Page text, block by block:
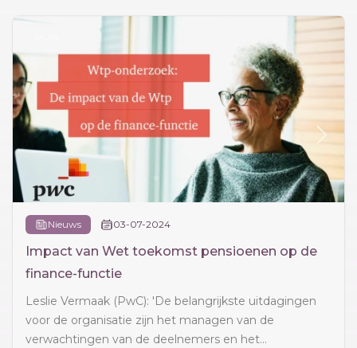
Nieuws 03-07-2024
Impact van Wet toekomst pensioenen op de
finance-functie
Leslie Vermaak (PwC): 'De belangrijkste uitdagingen
voor de organisatie zijn het managen van de
verwachtingen van de deelnemers en het...